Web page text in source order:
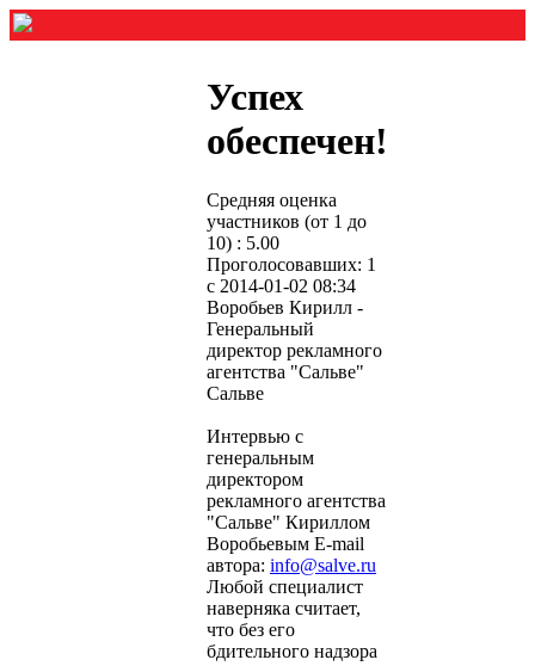
Успех
обеспечен!
Средняя оценка
участников (от 1 до
10) : 5.00
Проголосовавших: 1
с 2014-01-02 08:34
Воробьев Кирилл -
Генеральный
директор рекламного
агентства "Сальве"
Сальве
Интервью с
генеральным
директором
рекламного агентства
"Сальве" Кириллом
Воробьевым E-mail
автора: info@salve.ru
Любой специалист
наверняка считает,
что без его
бдительного надзора